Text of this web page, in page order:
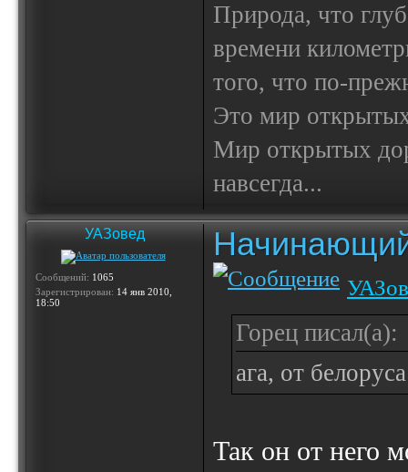
Природа, что
времени
того, что по-
Это мир
Мир открытых
навсегда...
УАЗовед
Сообщений: 1065
Зарегистрирован: 14 янв 2010,
18:50
Горец писал(а):
ага, от
Так он от него